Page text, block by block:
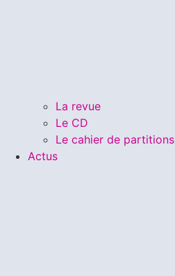
La revue
Le CD
Le cahier de partitions
Actus